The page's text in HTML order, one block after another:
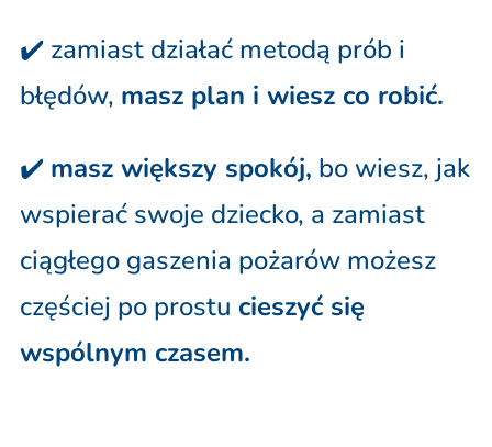
✔️ zamiast działać metodą prób i
błędów, masz plan i wiesz co robić.
✔️ masz większy spokój, bo wiesz, jak
wspierać swoje dziecko, a zamiast
ciągłego gaszenia pożarów możesz
częściej po prostu cieszyć się
wspólnym czasem.